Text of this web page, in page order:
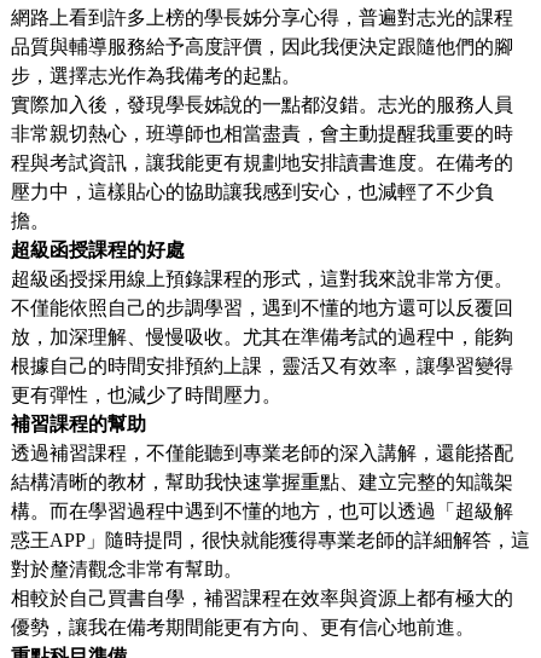
網路上看到許多上榜的學長姊分享心得，普遍對志光的課程
品質與輔導服務給予高度評價，因此我便決定跟隨他們的腳
步，選擇志光作為我備考的起點。
實際加入後，發現學長姊說的一點都沒錯。志光的服務人員
非常親切熱心，班導師也相當盡責，會主動提醒我重要的時
程與考試資訊，讓我能更有規劃地安排讀書進度。在備考的
壓力中，這樣貼心的協助讓我感到安心，也減輕了不少負
擔。
超級函授課程的好處
超級函授採用線上預錄課程的形式，這對我來說非常方便。
不僅能依照自己的步調學習，遇到不懂的地方還可以反覆回
放，加深理解、慢慢吸收。尤其在準備考試的過程中，能夠
根據自己的時間安排預約上課，靈活又有效率，讓學習變得
更有彈性，也減少了時間壓力。
補習課程的幫助
透過補習課程，不僅能聽到專業老師的深入講解，還能搭配
結構清晰的教材，幫助我快速掌握重點、建立完整的知識架
構。而在學習過程中遇到不懂的地方，也可以透過「超級解
惑王APP」隨時提問，很快就能獲得專業老師的詳細解答，這
對於釐清觀念非常有幫助。
相較於自己買書自學，補習課程在效率與資源上都有極大的
優勢，讓我在備考期間能更有方向、更有信心地前進。